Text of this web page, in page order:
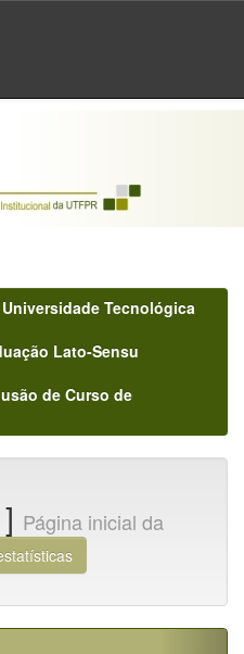
Tecnológica
Lato-Sensu
de Curso de
Página inicial da